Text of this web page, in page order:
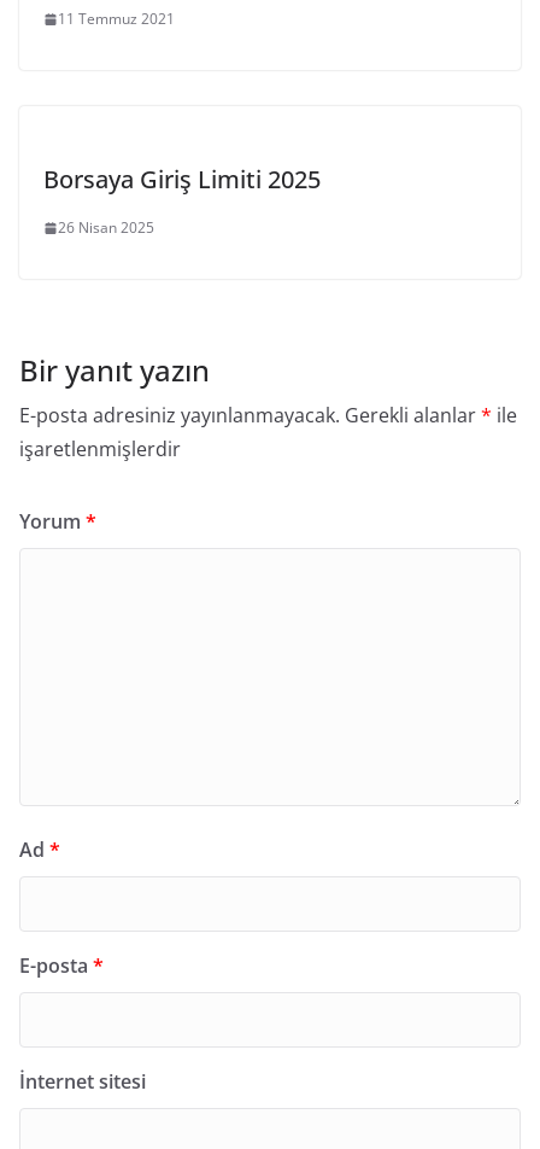
11 Temmuz 2021
Borsaya Giriş Limiti 2025
26 Nisan 2025
Bir yanıt yazın
E-posta adresiniz yayınlanmayacak. Gerekli alanlar* ile
işaretlenmişlerdir
Yorum *
Ad *
E-posta *
İnternet sitesi